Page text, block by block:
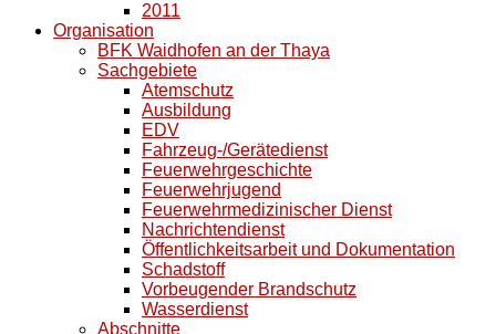
2011
Organisation
BFK Waidhofen an der Thaya
Sachgebiete
Atemschutz
Ausbildung
EDV
Fahrzeug-/Gerätedienst
Feuerwehrgeschichte
Feuerwehrjugend
Feuerwehrmedizinischer Dienst
Nachrichtendienst
Öffentlichkeitsarbeit und Dokumentation
Schadstoff
Vorbeugender Brandschutz
Wasserdienst
Abschnitte